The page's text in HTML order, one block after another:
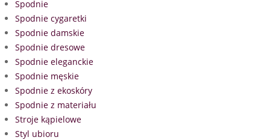
Spodnie
Spodnie cygaretki
Spodnie damskie
Spodnie dresowe
Spodnie eleganckie
Spodnie męskie
Spodnie z ekoskóry
Spodnie z materiału
Stroje kąpielowe
Styl ubioru